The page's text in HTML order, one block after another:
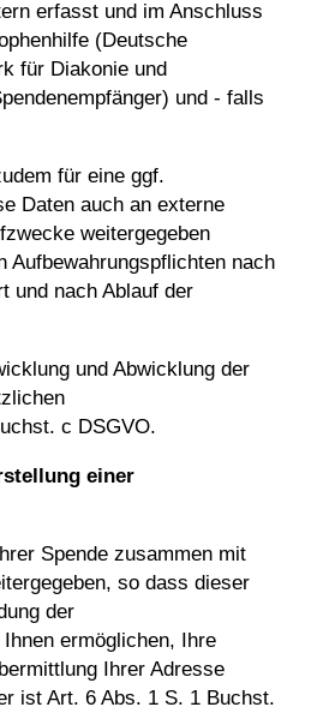
erfasst und im Anschluss
(Deutsche
für Diakonie und
und - falls
für eine ggf.
Daten auch an externe
weitergegeben
Aufbewahrungspflichten nach
und nach Ablauf der
und Abwicklung der
c DSGVO.
einer
Spende zusammen mit
so dass dieser
der
ermöglichen, Ihre
Ihrer Adresse
ist Art. 6 Abs. 1 S. 1 Buchst.